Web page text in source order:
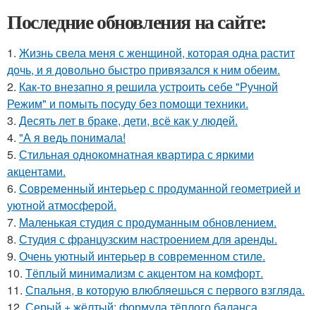
Последние обновления на сайте:
1. Жизнь свела меня с женщиной, которая одна растит
дочь, и я довольно быстро привязался к ним обеим.
2. Как-то внезапно я решила устроить себе "Ручной
Режим" и помыть посуду без помощи техники.
3. Десять лет в браке, дети, всё как у людей.
4. "А я ведь понимала!
5. Стильная однокомнатная квартира с яркими
акцентами.
6. Современный интерьер с продуманной геометрией и
уютной атмосферой.
7. Маленькая студия с продуманным обновлением.
8. Студия с французским настроением для аренды.
9. Очень уютный интерьер в современном стиле.
10. Тёплый минимализм с акцентом на комфорт.
11. Спальня, в которую влюбляешься с первого взгляда.